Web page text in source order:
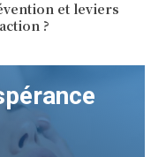
et leviers
?